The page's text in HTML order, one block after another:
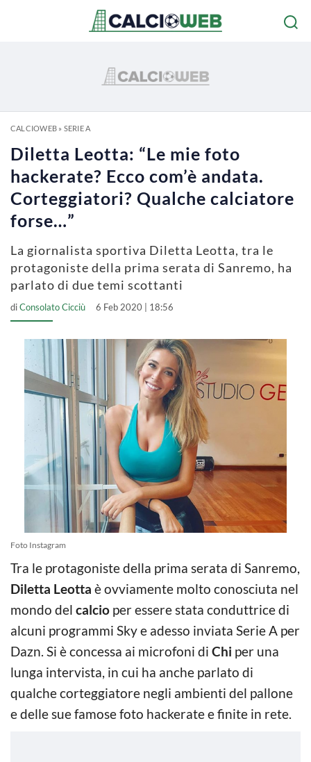
CALCIOWEB» SERIE A
Diletta Leotta: “Le mie foto
hackerate? Ecco com’è andata.
Corteggiatori? Qualche calciatore
forse…”
La giornalista sportiva Diletta Leotta, tra le
protagoniste della prima serata di Sanremo, ha
parlato di due temi scottanti
diConsolato Cicciù 6 Feb 2020 | 18:56
Foto Instagram
Tra le protagoniste della prima serata di Sanremo,
Diletta Leotta è ovviamente molto conosciuta nel
mondo del calcio per essere stata conduttrice di
alcuni programmi Sky e adesso inviata Serie A per
Dazn. Si è concessa ai microfoni di Chi per una
lunga intervista, in cui ha anche parlato di
qualche corteggiatore negli ambienti del pallone
e delle sue famose foto hackerate e finite in rete.